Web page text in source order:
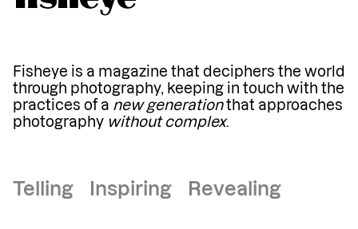
Fisheye is a magazine that deciphers the world
through photography, keeping in touch with the
practices of a new generationthat approaches
photography without complex.
Telling Inspiring Revealing